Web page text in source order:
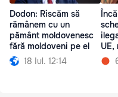
Dodon: Riscăm să
rămânem cu un
pământ moldovenesc
fără moldoveni pe el
18 Iul. 12:14
UE,